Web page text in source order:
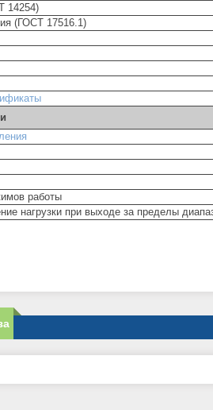
14254)
(ГОСТ 17516.1)
работы
нагрузки при выходе за пределы